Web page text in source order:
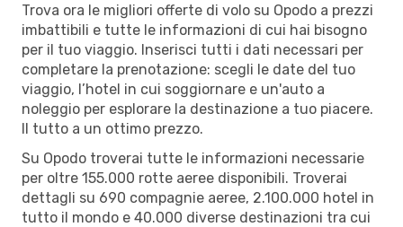
Trova ora le migliori offerte di volo su Opodo a prezzi
imbattibili e tutte le informazioni di cui hai bisogno
per il tuo viaggio. Inserisci tutti i dati necessari per
completare la prenotazione: scegli le date del tuo
viaggio, l’hotel in cui soggiornare e un'auto a
noleggio per esplorare la destinazione a tuo piacere.
Il tutto a un ottimo prezzo.
Su Opodo troverai tutte le informazioni necessarie
per oltre 155.000 rotte aeree disponibili. Troverai
dettagli su 690 compagnie aeree, 2.100.000 hotel in
tutto il mondo e 40.000 diverse destinazioni tra cui